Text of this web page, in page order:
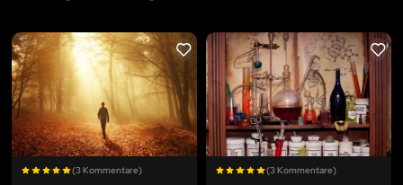
LIKE
(3 Kommentare)
LIKE
(3 Kommentare)